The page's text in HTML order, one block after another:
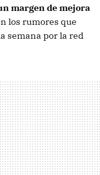
margen de mejora
los rumores que
semana por la red